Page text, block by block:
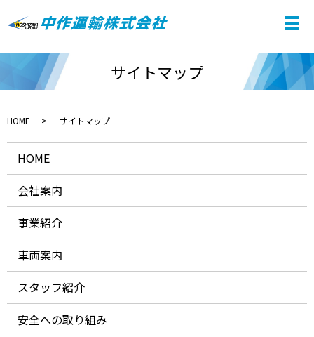
サイトマップ
HOME サイトマップ
HOME
会社案内
事業紹介
車両案内
スタッフ紹介
安全への取り組み